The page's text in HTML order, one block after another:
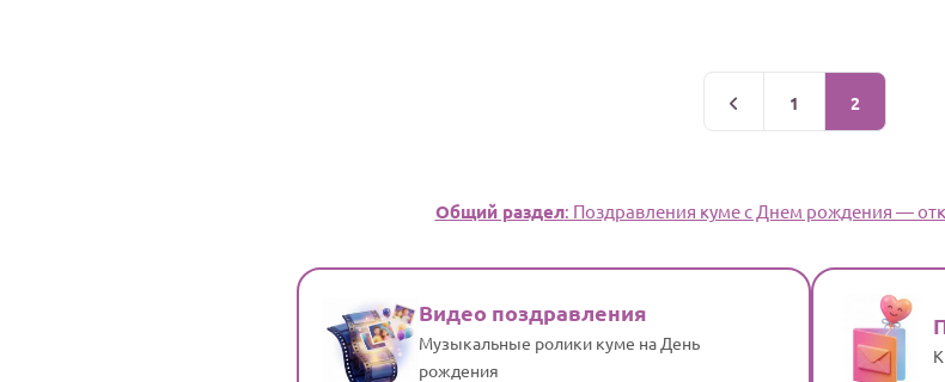
1 2
Общий раздел: Поздравления куме с Днем рождения —
Видео поздравления
Музыкальные ролики куме на День
рождения